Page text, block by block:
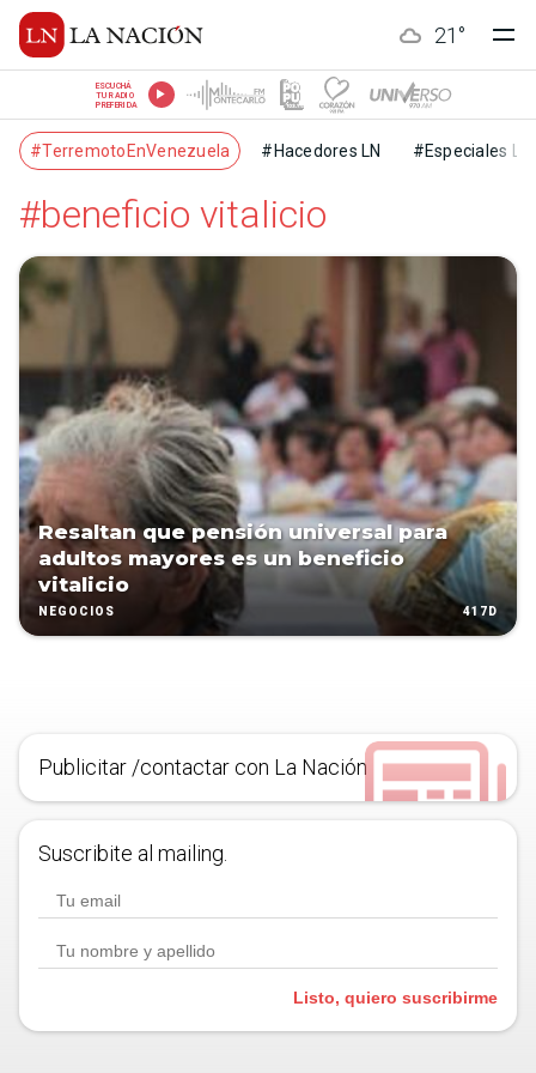
21 °
ESCUCHÁ
TU RADIO
PREFERIDA
#TerremotoEnVenezuela #Hacedores LN #Especiales LN
#beneficio vitalicio
Resaltan que pensión universal para
adultos mayores es un beneficio
vitalicio
NEGOCIOS 417D
Publicitar /contactar con La Nación
Suscribite al mailing.
Listo, quiero suscribirme